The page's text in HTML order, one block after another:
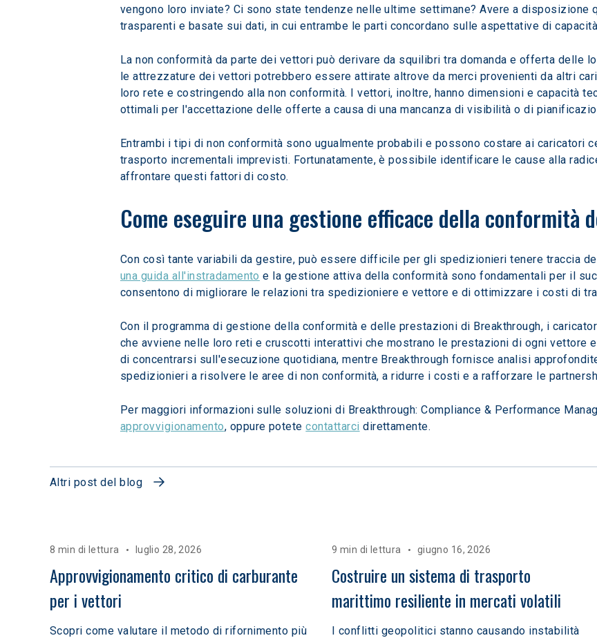
vengono loro inviate? Ci sono state tendenze nelle ultime settimane? Avere a
trasparenti e basate sui dati, in cui entrambe le parti concordano sulle aspettative di
La non conformità da parte dei vettori può derivare da squilibri tra domanda e offerta delle
le attrezzature dei vettori potrebbero essere attirate altrove da merci provenienti da altri
loro rete e costringendo alla non conformità. I vettori, inoltre, hanno dimensioni e capacità
ottimali per l'accettazione delle offerte a causa di una mancanza di visibilità o di
Entrambi i tipi di non conformità sono ugualmente probabili e possono costare ai caricatori
trasporto incrementali imprevisti. Fortunatamente, è possibile identificare le cause alla
affrontare questi fattori di costo.
Come eseguire una gestione efficace della conformità
Con così tante variabili da gestire, può essere difficile per gli spedizionieri tenere traccia
una guida all'instradamento e la gestione attiva della conformità sono fondamentali per il
consentono di migliorare le relazioni tra spedizioniere e vettore e di ottimizzare i costi di
Con il programma di gestione della conformità e delle prestazioni di Breakthrough, i
che avviene nelle loro reti e cruscotti interattivi che mostrano le prestazioni di ogni vettore
di concentrarsi sull'esecuzione quotidiana, mentre Breakthrough fornisce analisi
spedizionieri a risolvere le aree di non conformità, a ridurre i costi e a rafforzare le
Per maggiori informazioni sulle soluzioni di Breakthrough: Compliance & Performance
approvvigionamento, oppure potete contattarci direttamente.
Altri post del blog
8 min di lettura luglio 28, 2026
Approvvigionamento critico di carburante
per i vettori
Scopri come valutare il metodo di rifornimento più
9 min di lettura giugno 16, 2026
Costruire un sistema di trasporto
marittimo resiliente in mercati volatili
I conflitti geopolitici stanno causando instabilità